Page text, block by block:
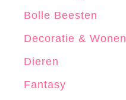
Bolle Beesten
Decoratie & Wonen
Dieren
Fantasy